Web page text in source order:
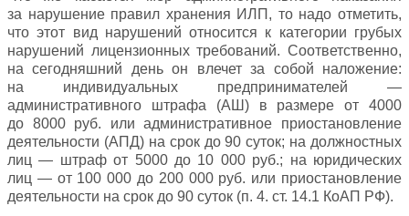
за нарушение правил хранения ИЛП, то надо отметить,
что этот вид нарушений относится к категории грубых
нарушений лицензионных требований. Соответственно,
на сегодняшний день он влечет за собой наложение:
на индивидуальных предпринимателей —
административного штрафа (АШ) в размере от 4000
до 8000 руб. или административное приостановление
деятельности (АПД) на срок до 90 суток; на должностных
лиц — штраф от 5000 до 10 000 руб.; на юридических
лиц — от 100 000 до 200 000 руб. или приостановление
деятельности на срок до 90 суток (п. 4. ст. 14.1 КоАП РФ).